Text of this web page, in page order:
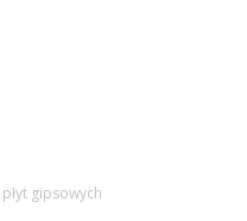
gipsowych